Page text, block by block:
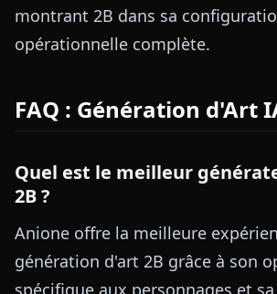
montrant 2B dans sa
opérationnelle complète.
FAQ : Génération d'Art
Quel est le meilleur
2B ?
Anione offre la meilleure
génération d'art 2B grâce à son
spécifique aux personnages et